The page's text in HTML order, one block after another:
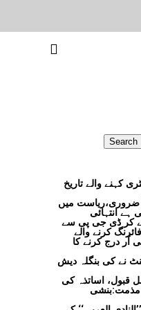
Search
کہنے والے تاریخ
ضروری،ریاست میں
انتہائی
کر ڈی جی پی سے
یادو، اے کے-47 سے فائرنگ کرنے والے
آر درج کرنے کا
نے کی بنگلہ دیش
قبول، اساتذہ کی